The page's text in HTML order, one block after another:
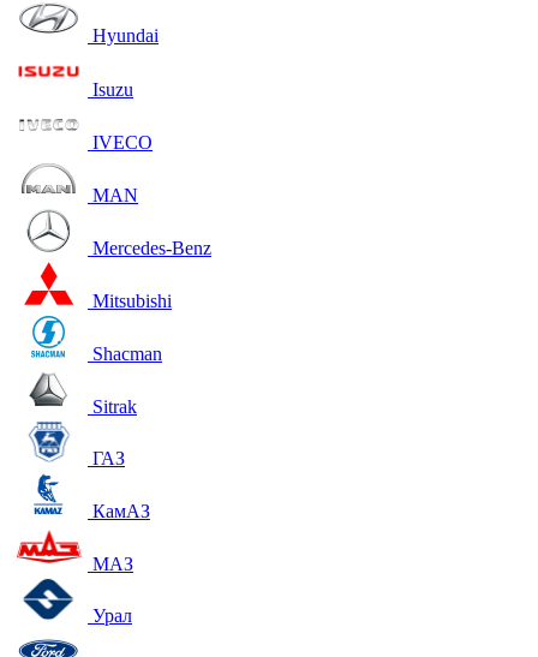
Hyundai
Isuzu
IVECO
MAN
Mercedes-Benz
Mitsubishi
Shacman
Sitrak
ГАЗ
КамАЗ
МАЗ
Урал